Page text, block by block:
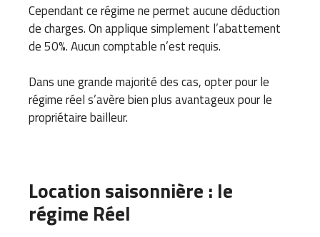
Cependant ce régime ne permet aucune déduction
de charges. On applique simplement l’abattement
de 50%. Aucun comptable n’est requis.
Dans une grande majorité des cas, opter pour le
régime réel s’avère bien plus avantageux pour le
propriétaire bailleur.
Location saisonnière : le
régime Réel